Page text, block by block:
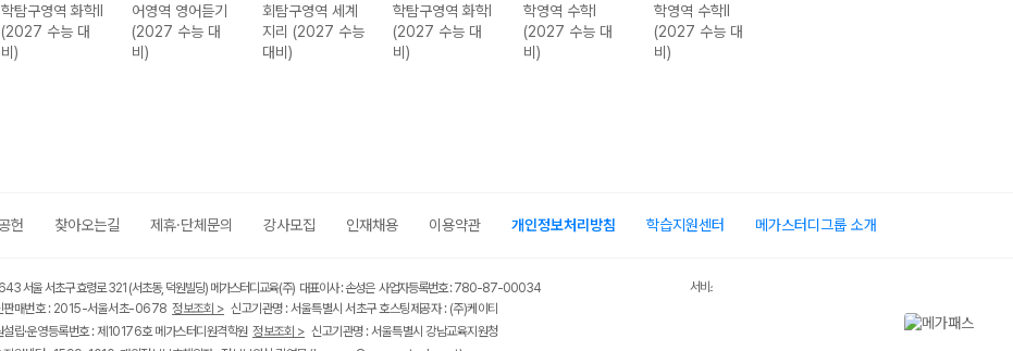
II
어영역 영어듣기
(2027 수능 대
회탐구영역 세계
지리 (2027 수능
학탐구영역 화학I
(2027 수능 대
학영역 수학I
(2027 수능 대
학영역 수학II
(2027 수능 대
학영역 확률과 통
계 (2027 수능
헌 찾아오는길 제휴·단체문의 강사모집 인재채용 이용약관 개인정보처리방침 학습지원센터 메가스터디그룹 소개
서울 서초구 효령로 321 (서초동, 덕원빌딩) 메가스터디교육(주) 대표이사 : 손성은 사업자등록번호 : 780-87-00034
판매번호 : 2015-서울서초-0678 정보조회 > 신고기관명 : 서울특별시 서초구 호스팅제공자 : (주)케이티
설립·운영등록번호 : 제10176호 메가스터디원격학원 정보조회 > 신고기관명 : 서울특별시 강남교육지원청
서비스 가입사실 확인